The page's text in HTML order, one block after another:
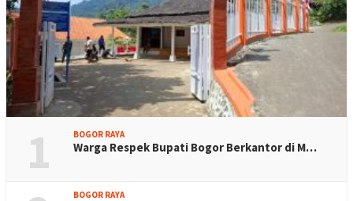
1 BOGOR RAYA
Warga Respek Bupati Bogor Berkantor di M…
BOGOR RAYA